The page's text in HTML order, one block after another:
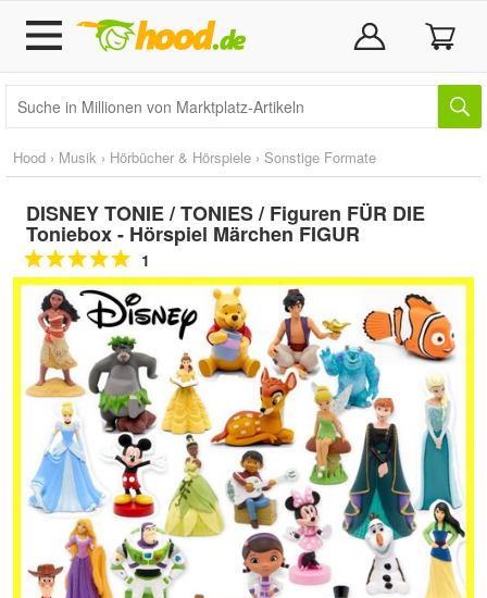
Hood › Musik › Hörbücher & Hörspiele › Sonstige Formate
DISNEY TONIE / TONIES / Figuren FÜR DIE
Toniebox - Hörspiel Märchen FIGUR
1